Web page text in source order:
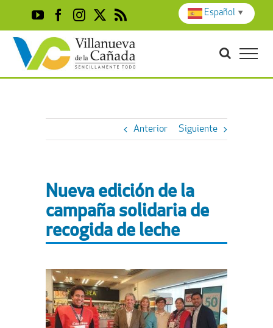
content
YouTubeFacebook
Instagram
X Rss
Anterior Siguiente
Nueva edición de la
campaña solidaria de
recogida de leche
Español ▼